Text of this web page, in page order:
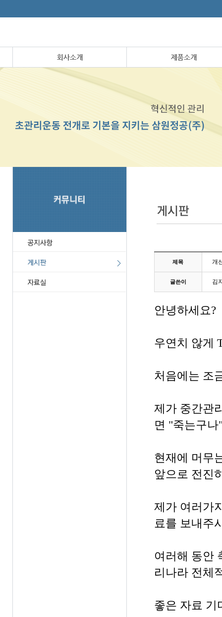
제목 개
글쓴이 김
안녕하세요?
우연치 않게
처음에는 조
제가 중간관
면 "죽는구
현재에 머무
앞으로 전진
제가 여러가
료를 보내주
여러해 동안
리나라 전체
좋은 자료 기